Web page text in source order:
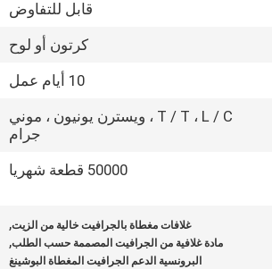
قابل للتفاوض
كرتون أو لوح
10 أيام عمل
T / T ، L / C ، ويسترن يونيون ، موني
جرام
50000 قطعة شهريا
غلافات مغطاة بالجرافيت خالية من الزيت,
مادة غلافية من الجرافيت المصممة حسب الطلب,
البرونسية الدعم الجرافيت المغطاة البوشينغ